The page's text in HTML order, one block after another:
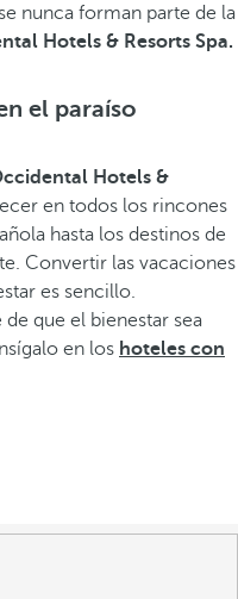
nunca forman parte de la
Hotels & Resorts Spa.
el paraíso
Hotels &
en todos los rincones
hasta los destinos de
Convertir las vacaciones
es sencillo.
de que el bienestar sea
en los hoteles con